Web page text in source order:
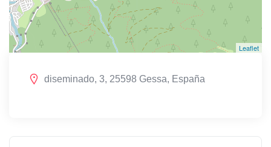
Leaflet
diseminado, 3, 25598 Gessa, España